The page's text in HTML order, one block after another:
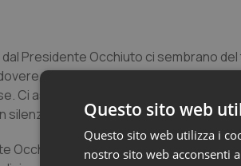
dal Presidente Occhiuto ci sembrano
al di sopra di ogni interesse di
Ci aspettiamo che il Presidente chieda
silenzio assordante da parte della
Occhiuto il merito di aver portato alla
Questo sito web
Questo sito web utilizza i
nostro sito web acconsenti